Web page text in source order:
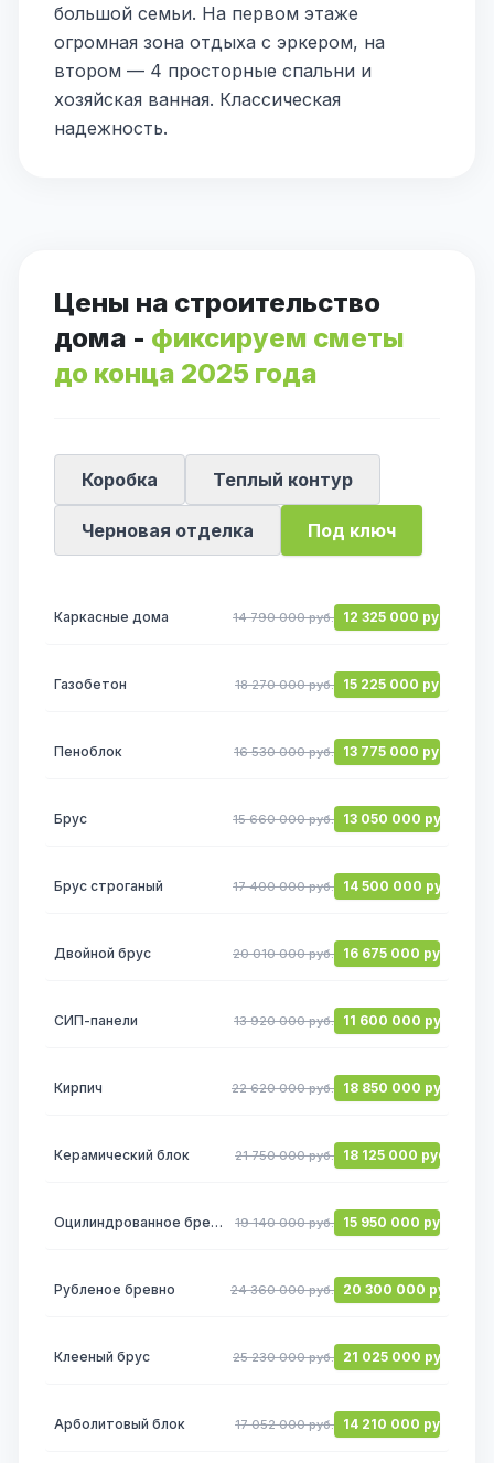
большой семьи. На первом этаже
огромная зона отдыха с эркером, на
втором — 4 просторные спальни и
хозяйская ванная. Классическая
надежность.
Цены на строительство
дома - фиксируем сметы
до конца 2025 года
Коробка Теплый контур
Черновая отделка Под ключ
Каркасные дома 14 790 000 руб. 12 325 000 руб.
Газобетон 18 270 000 руб. 15 225 000 руб.
Пеноблок 16 530 000 руб. 13 775 000 руб.
Брус 15 660 000 руб. 13 050 000 руб.
Брус строганый 17 400 000 руб. 14 500 000 руб.
Двойной брус 20 010 000 руб. 16 675 000 руб.
СИП-панели 13 920 000 руб. 11 600 000 руб.
Кирпич 22 620 000 руб. 18 850 000 руб.
Керамический блок 21 750 000 руб. 18 125 000 руб.
Оцилиндрованное бревно 19 140 000 руб. 15 950 000 руб.
Рубленое бревно 24 360 000 руб. 20 300 000 руб.
Клееный брус 25 230 000 руб. 21 025 000 руб.
Арболитовый блок 17 052 000 руб. 14 210 000 руб.